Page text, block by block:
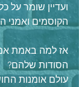
ועדיין שומר על
הקוסמים ואמני
אז למה באמת
הסודות שלהם?
עולם אומנות